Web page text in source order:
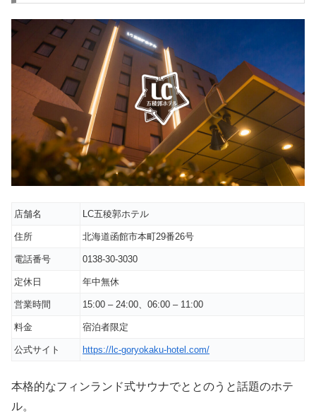
店舗名 LC五稜郭ホテル
住所 北海道函館市本町29番26号
電話番号 0138-30-3030
定休日 年中無休
営業時間 15:00 – 24:00、06:00 – 11:00
料金 宿泊者限定
公式サイト https://lc-goryokaku-hotel.com/
本格的なフィンランド式サウナでととのうと話題のホテ
ル。